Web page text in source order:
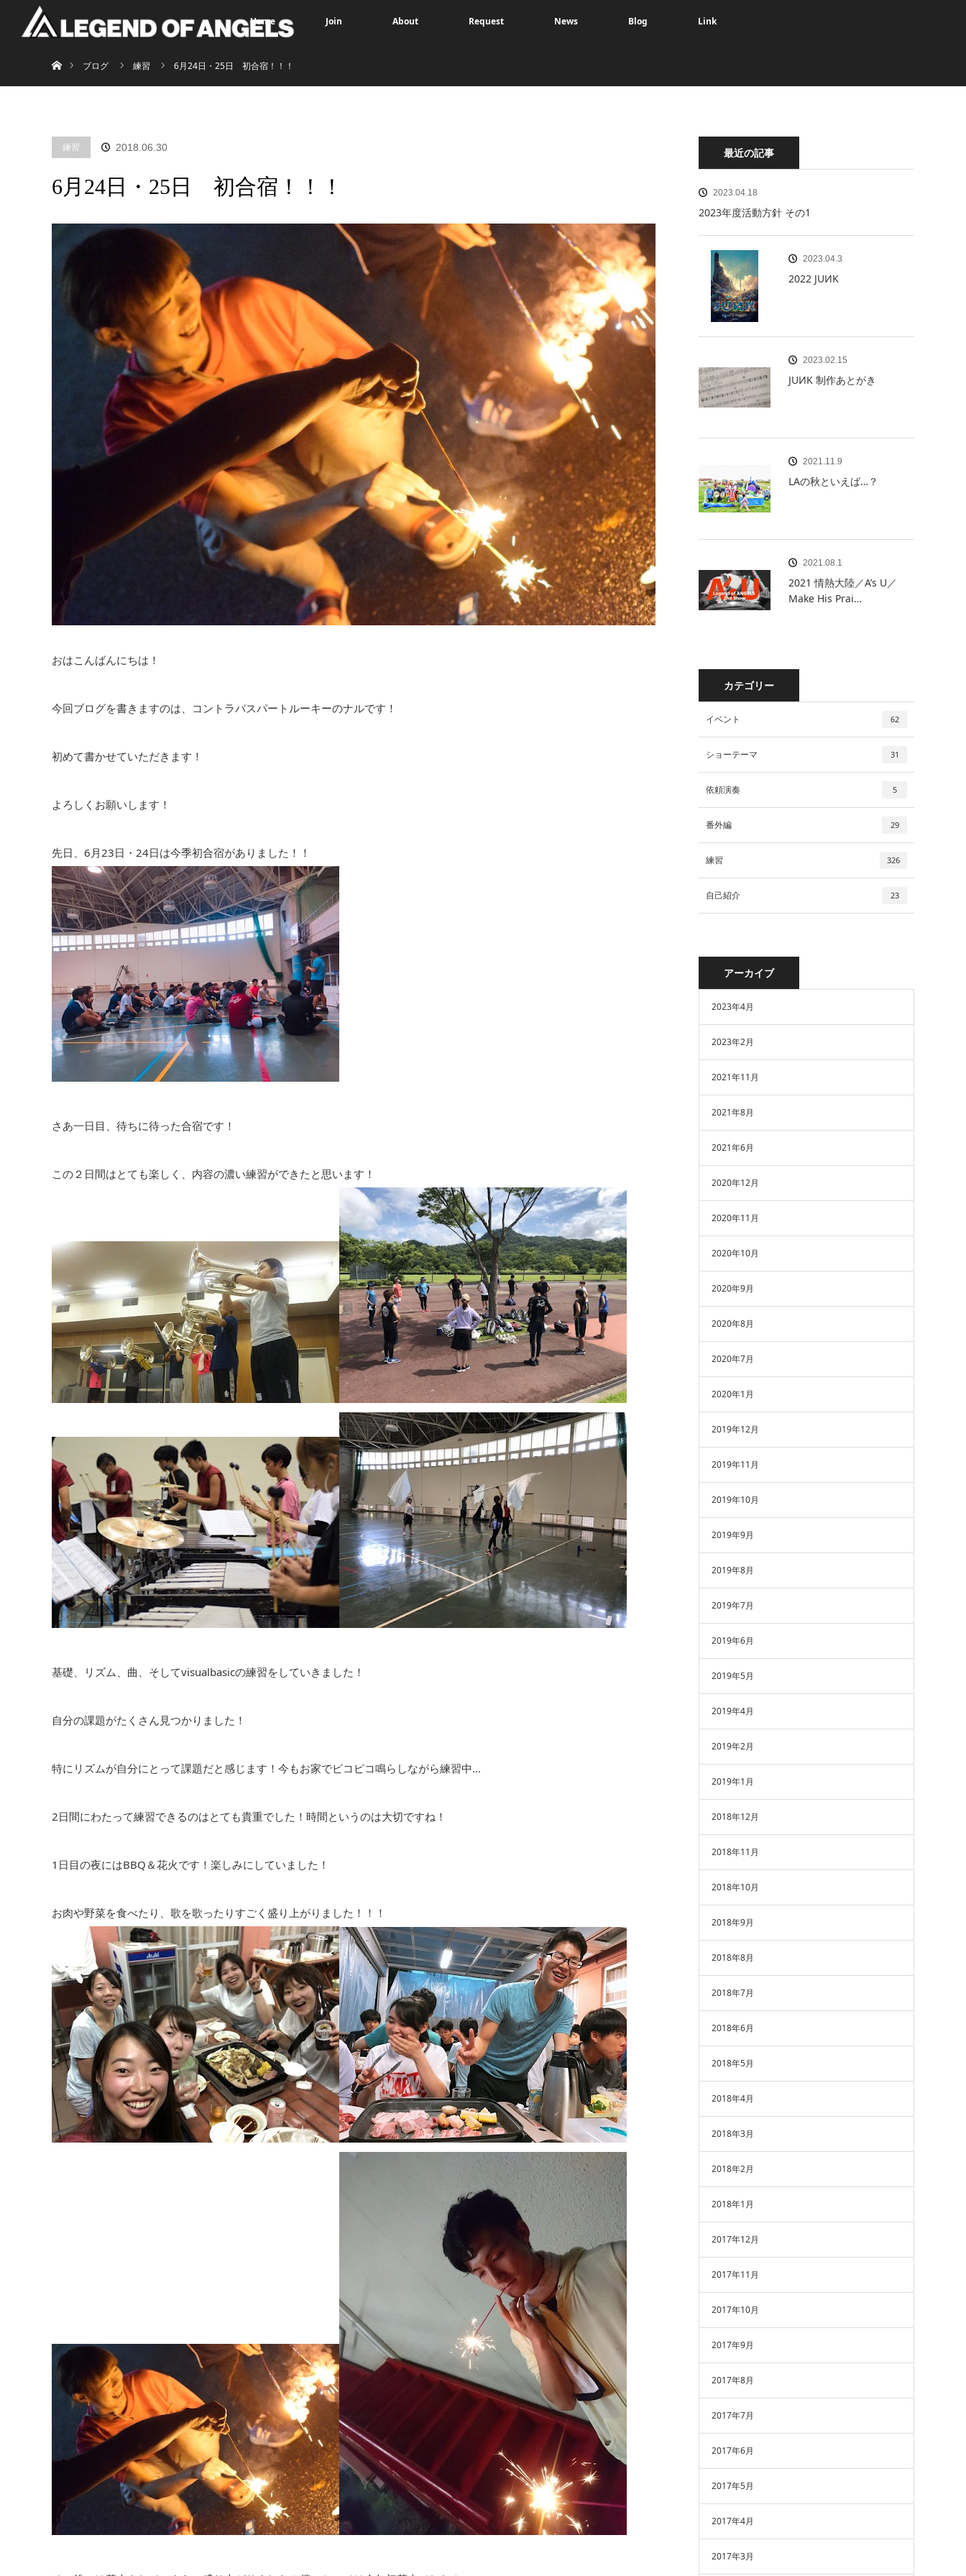
Home Join About Request News Blog Link
ブログ
練習 6月24日・25日 初合宿！！！
練習 2018.06.30
6月24日・25日 初合宿！！！
おはこんばんにちは！
今回ブログを書きますのは、コントラバスパートルーキーのナルです！
初めて書かせていただきます！
よろしくお願いします！
先日、6月23日・24日は今季初合宿がありました！！
さあ一日目、待ちに待った合宿です！
この２日間はとても楽しく、内容の濃い練習ができたと思います！
基礎、リズム、曲、そしてvisualbasicの練習をしていきました！
自分の課題がたくさん見つかりました！
特にリズムが自分にとって課題だと感じます！今もお家でピコピコ鳴らしながら練習中…
2日間にわたって練習できるのはとても貴重でした！時間というのは大切ですね！
1日目の夜にはBBQ＆花火です！楽しみにしていました！
お肉や野菜を食べたり、歌を歌ったりすごく盛り上がりました！！！
最近の記事
2023.04.18
2023年度活動方針 その1
2023.04.3
2022 JUИK
2023.02.15
JUИK 制作あとがき
2021.11.9
LAの秋といえば…？
2021.08.1
2021 情熱大陸／A’s U／
Make His Prai…
カテゴリー
イベント 62
ショーテーマ 31
依頼演奏 5
番外編 29
練習 326
自己紹介 23
アーカイブ
2023年4月
2023年2月
2021年11月
2021年8月
2021年6月
2020年12月
2020年11月
2020年10月
2020年9月
2020年8月
2020年7月
2020年1月
2019年12月
2019年11月
2019年10月
2019年9月
2019年8月
2019年7月
2019年6月
2019年5月
2019年4月
2019年2月
2019年1月
2018年12月
2018年11月
2018年10月
2018年9月
2018年8月
2018年7月
2018年6月
2018年5月
2018年4月
2018年3月
2018年2月
2018年1月
2017年12月
2017年11月
2017年10月
2017年9月
2017年8月
2017年7月
2017年6月
2017年5月
2017年4月
2017年3月